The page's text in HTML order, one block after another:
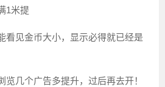
1米提
看见金币大小，显示必得就已经是
几个广告多提升，过后再去开！